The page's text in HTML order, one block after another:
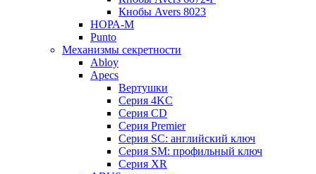
Кнобы Avers 8023
НОРА-М
Punto
Механизмы секретности
Abloy
Apecs
Вертушки
Серия 4KC
Серия CD
Серия Premier
Серия SC: английский ключ
Серия SM: профильный ключ
Серия XR